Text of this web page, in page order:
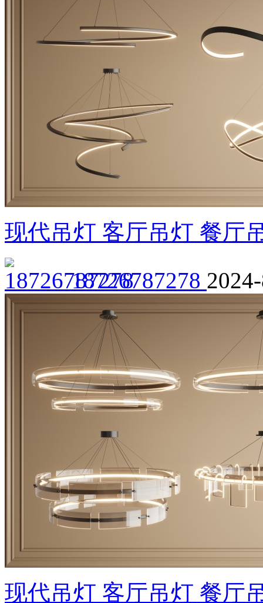
现代吊灯 客厅吊灯 餐厅
18726787278
现代吊灯 客厅吊灯 餐厅